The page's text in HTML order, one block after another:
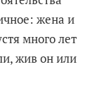
жена и
много лет
жив он или